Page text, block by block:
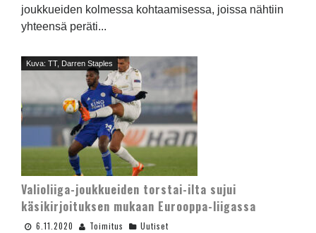
joukkueiden kolmessa kohtaamisessa, joissa nähtiin
yhteensä peräti...
Kuva: TT, Darren Staples
Valioliiga-joukkueiden torstai-ilta sujui
käsikirjoituksen mukaan Eurooppa-liigassa
6.11.2020 Toimitus Uutiset